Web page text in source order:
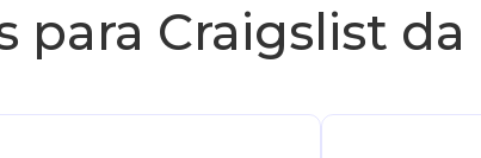
para Craigslist da